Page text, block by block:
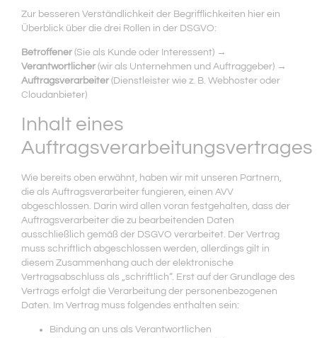
Zur besseren Verständlichkeit der Begrifflichkeiten hier ein
Überblick über die drei Rollen in der DSGVO:
Betroffener (Sie als Kunde oder Interessent) →
Verantwortlicher (wir als Unternehmen und Auftraggeber) →
Auftragsverarbeiter (Dienstleister wie z. B. Webhoster oder
Cloudanbieter)
Inhalt eines
Auftragsverarbeitungsvertrages
Wie bereits oben erwähnt, haben wir mit unseren Partnern,
die als Auftragsverarbeiter fungieren, einen AVV
abgeschlossen. Darin wird allen voran festgehalten, dass der
Auftragsverarbeiter die zu bearbeitenden Daten
ausschließlich gemäß der DSGVO verarbeitet. Der Vertrag
muss schriftlich abgeschlossen werden, allerdings gilt in
diesem Zusammenhang auch der elektronische
Vertragsabschluss als „schriftlich“. Erst auf der Grundlage des
Vertrags erfolgt die Verarbeitung der personenbezogenen
Daten. Im Vertrag muss folgendes enthalten sein:
Bindung an uns als Verantwortlichen